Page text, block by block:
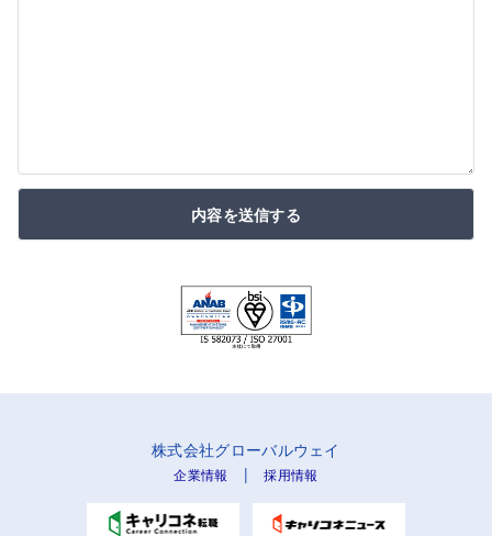
内容を送信する
株式会社グローバルウェイ
企業情報 |採用情報